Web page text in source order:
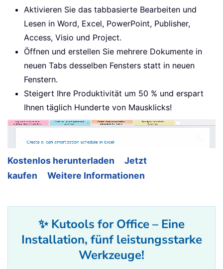
Aktivieren Sie das tabbasierte Bearbeiten und
Lesen in Word, Excel, PowerPoint, Publisher,
Access, Visio und Project.
Öffnen und erstellen Sie mehrere Dokumente in
neuen Tabs desselben Fensters statt in neuen
Fenstern.
Steigert Ihre Produktivität um 50 % und erspart
Ihnen täglich Hunderte von Mausklicks!
Kostenlos herunterladen
Jetzt
kaufen
Weitere Informationen
✨ Kutools for Office – Eine
Installation, fünf leistungsstarke
Werkzeuge!